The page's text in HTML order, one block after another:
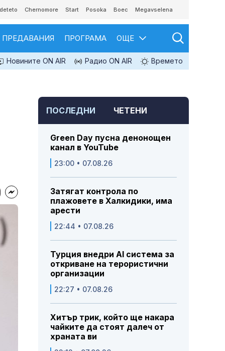
Chernomore Start Posoka Boec Megavselena
ПРЕДАВАНИЯ ПРОГРАМА ОЩЕ
Новините ON AIR Радио ON AIR Времето
ПОСЛЕДНИ ЧЕТЕНИ
Green Day пусна денонощен
канал в YouTube
23:00 • 07.08.26
Затягат контрола по
плажовете в Халкидики, има
арести
22:44 • 07.08.26
Турция внедри AI система за
откриване на терористични
организации
22:27 • 07.08.26
Хитър трик, който ще накара
чайките да стоят далеч от
храната ви